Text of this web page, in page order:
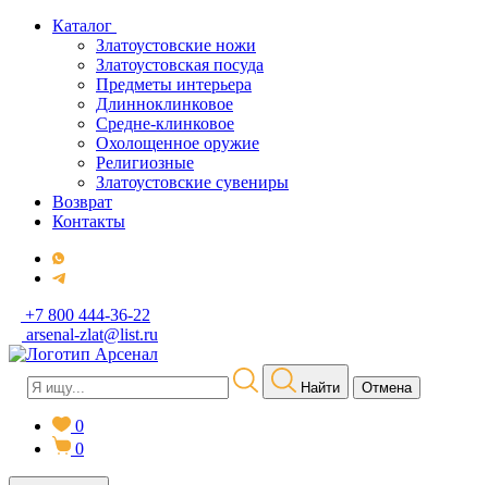
Каталог
Златоустовские ножи
Златоустовская посуда
Предметы интерьера
Длинноклинковое
Средне-клинковое
Охолощенное оружие
Религиозные
Златоустовские сувениры
Возврат
Контакты
+7 800 444-36-22
arsenal-zlat@list.ru
Найти Отмена
0
0